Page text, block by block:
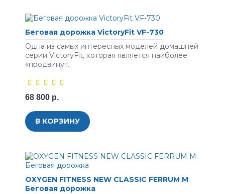
Беговая дорожка VictoryFit VF-730
Одна из самых интересных моделей домашней
серии VictoryFit, которая является наиболее
«продвинут..
68 800 р.
В КОРЗИНУ
OXYGEN FITNESS NEW CLASSIC FERRUM M
Беговая дорожка